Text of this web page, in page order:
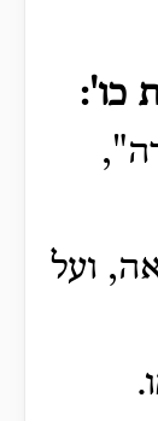
כו':
ועל